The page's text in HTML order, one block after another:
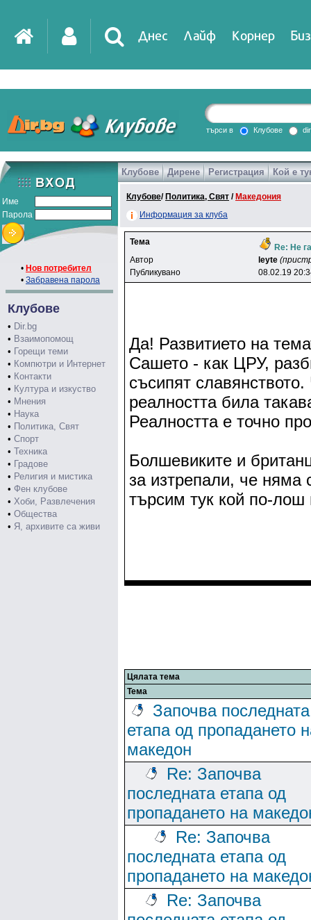
Днес Лайф Корнер
DirTV Impressio
Games
търси в Клубове
Име
Парола
• Нов потребител
• Забравена парола
Клубове
• Dir.bg
• Взаимопомощ
• Горещи теми
• Компютри и Интернет
• Контакти
• Култура и изкуство
• Мнения
• Наука
• Политика, Свят
• Спорт
• Техника
• Градове
• Религия и мистика
• Фен клубове
• Хоби, Развлечения
• Общества
• Я, архивите са живи
Клубове Дирене Регистрация Кой е
Клубове/ Политика, Свят / Македония
Информация за клуба
Тема
Re: Не
Автор
leyte
Публикувано
08.02.19
Да! Развитието на
Сашето - как ЦРУ,
съсипят
реалността била
Реалността е точно
Болшевиките и
за изтрепали, че няма
търсим тук кой по-
Цялата тема
Тема
Започва последната
етапа од пропадането
македон
Re: Започва
последната етапа од
пропадането на
Re: Започва
последната етапа од
пропадането на
Re: Започва